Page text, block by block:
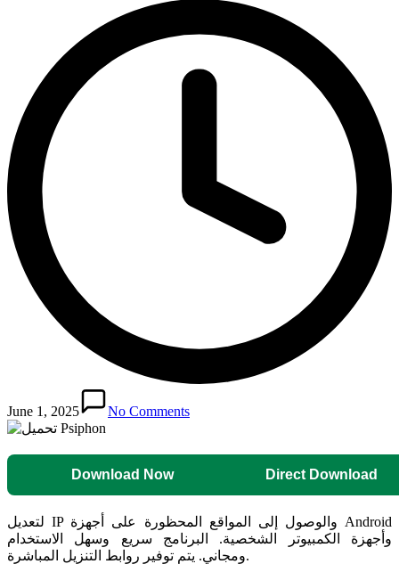
June 1, 2025 No Comments
Download Now Direct Download
لتعديل IP والوصول إلى المواقع المحظورة على أجهزة Android
وأجهزة الكمبيوتر الشخصية. البرنامج سريع وسهل الاستخدام
ومجاني. يتم توفير روابط التنزيل المباشرة.